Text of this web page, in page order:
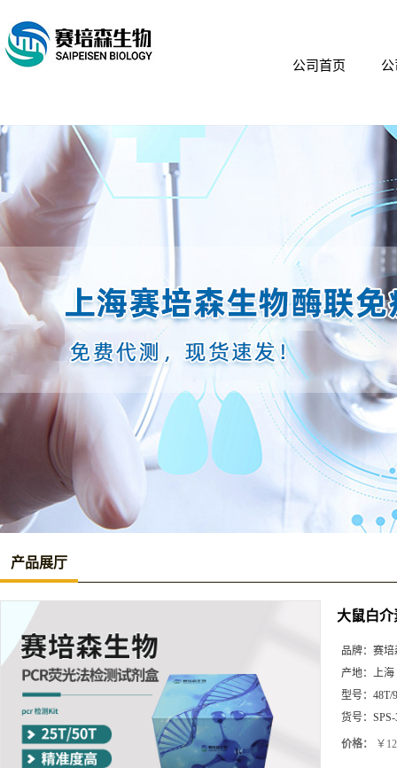
公司首页
产品展厅
大鼠白介
品牌： 赛培
产地： 上海
型号： 48T/
货号：
价格： ￥